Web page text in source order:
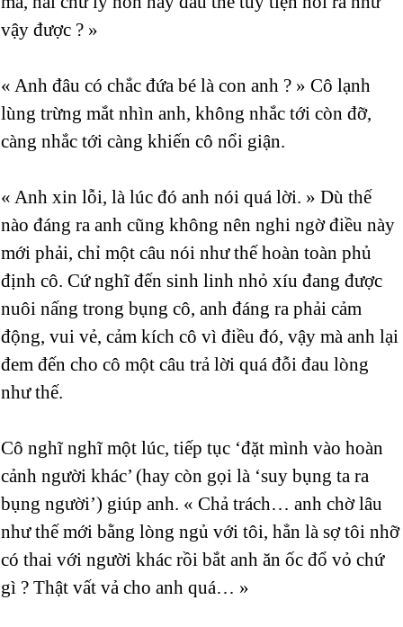
vậy được ? »
« Anh đâu có chắc đứa bé là con anh ? » Cô lạnh
lùng trừng mắt nhìn anh, không nhắc tới còn đỡ,
càng nhắc tới càng khiến cô nổi giận.
« Anh xin lỗi, là lúc đó anh nói quá lời. » Dù thế
nào đáng ra anh cũng không nên nghi ngờ điều này
mới phải, chỉ một câu nói như thế hoàn toàn phủ
định cô. Cứ nghĩ đến sinh linh nhỏ xíu đang được
nuôi nấng trong bụng cô, anh đáng ra phải cảm
động, vui vẻ, cảm kích cô vì điều đó, vậy mà anh lại
đem đến cho cô một câu trả lời quá đỗi đau lòng
như thế.
Cô nghĩ nghĩ một lúc, tiếp tục ‘đặt mình vào hoàn
cảnh người khác’ (hay còn gọi là ‘suy bụng ta ra
bụng người’) giúp anh. « Chả trách… anh chờ lâu
như thế mới bằng lòng ngủ với tôi, hẳn là sợ tôi nhỡ
có thai với người khác rồi bắt anh ăn ốc đổ vỏ chứ
gì ? Thật vất vả cho anh quá… »